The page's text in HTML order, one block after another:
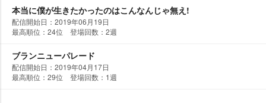
本当に僕が生きたかったのはこんなんじゃ無え!
配信開始日：2019年06月19日
最高順位：24位 登場回数：2週
ブランニューパレード
配信開始日：2019年04月17日
最高順位：29位 登場回数：1週